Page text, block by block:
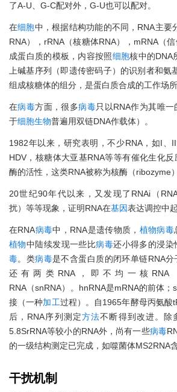
了A-U、G-C配对外，G-U也可以配对。
在细胞中，根据结构功能的不同，RNA主要
RNA），rRNA（核糖体RNA），mRNA（
成蛋白质的模板，内容按照细胞核中的DNA
上碱基序列（即遗传密码子）的识别者和氨
组成核糖体的组分，是蛋白质合成的工作场所
在病毒方面，很多病毒只以RNA作为其唯
于细胞生物普遍用双链DNA作载体）。
1982年以来，研究表明，不少RNA，如I、
HDV，核糖体大亚基RNA等等有催化生化
酶的活性，这类RNA被称为核酶（ribozyme）
20世纪90年代以来，又发现了RNAi（
扰）等等现象，证明RNA在基因表达调控中
在RNA病毒中，RNA是遗传物质， 植物病毒
植物中陆续发现一些比病毒还小得多的浸染
毒。类病毒是不含蛋白质的闭环单链RNA
还有两类RNA，即不均一核RNA
RNA（snRNA）。hnRNA是mRNA的前体；
接（一种加工过程）。自1965年酵母丙氨酸
后，RNA序列测定方法不断得到改进。除
5.8SrRNA等较小的RNA外，尚有一些病毒
的一级结构测定已完成，如噬菌体MS2RNA
干扰机制